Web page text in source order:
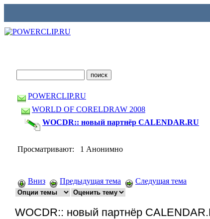
POWERCLIP.RU
WORLD OF CORELDRAW 2008
WOCDR:: новый партнёр CALENDAR.RU
Просматривают: 1 Анонимно
Вниз Предыдущая тема Следущая тема
WOCDR:: новый партнёр